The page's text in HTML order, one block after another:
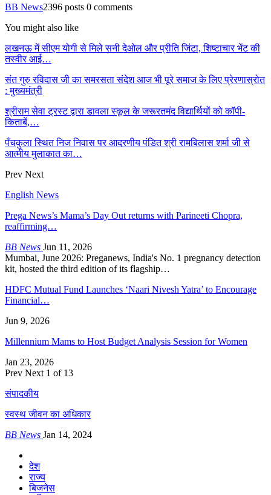
BB News2396 posts 0 comments
You might also like
लखनऊ में सीएम योगी से मिले सनी देओल और प्रीति जिंटा, शिष्टाचार भेंट की
तस्वीर आई…
संत गुरु रविदास जी का समरसता संदेश आज भी पूरे समाज के लिए प्रेरणास्रोत
: मुख्यमंत्री
श्रीराम सेवा ट्रस्ट द्वारा डावला स्कूल के जरूरतमंद विद्यार्थियों को कॉपी-
किताबें,…
पँचकुला स्थित निज निवास पर आदरणीय पंडित श्री रामबिलास शर्मा जी से
आत्मीय मुलाकात का…
Prev Next
English News
Prega News’s Mama’s Day Out returns with Parineeti Chopra,
reaffirming…
BB News Jun 11, 2026
Mumbai, June 2026: Preganews, India's No. 1 pregnancy detection
kit, hosted the third edition of its flagship…
HDFC Mutual Fund Launches ‘Naari Nivesh Yatra’ to Encourage
Financial…
Jun 9, 2026
Millennium Mams to Host Budget Analysis Session for Women
Jan 23, 2026
Prev Next 1 of 13
संपादकीय
स्वस्थ जीवन का अधिकार
BB News Jan 14, 2024
देश
राज्य
बिजनेस